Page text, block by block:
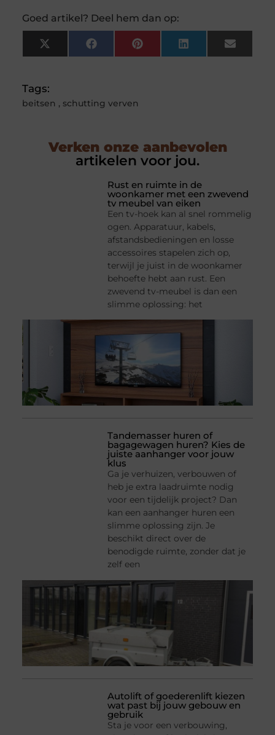
Goed artikel? Deel hem dan op:
X
(Twitter)
FacebookPinterestLinkedInEmail
Tags:
beitsen , schutting verven
Verken onze aanbevolen
artikelen voor jou.
Rust en ruimte in de
woonkamer met een zwevend
tv meubel van eiken
Een tv-hoek kan al snel rommelig
ogen. Apparatuur, kabels,
afstandsbedieningen en losse
accessoires stapelen zich op,
terwijl je juist in de woonkamer
behoefte hebt aan rust. Een
zwevend tv-meubel is dan een
slimme oplossing: het
Tandemasser huren of
bagagewagen huren? Kies de
juiste aanhanger voor jouw
klus
Ga je verhuizen, verbouwen of
heb je extra laadruimte nodig
voor een tijdelijk project? Dan
kan een aanhanger huren een
slimme oplossing zijn. Je
beschikt direct over de
benodigde ruimte, zonder dat je
zelf een
Autolift of goederenlift kiezen
wat past bij jouw gebouw en
gebruik
Sta je voor een verbouwing,